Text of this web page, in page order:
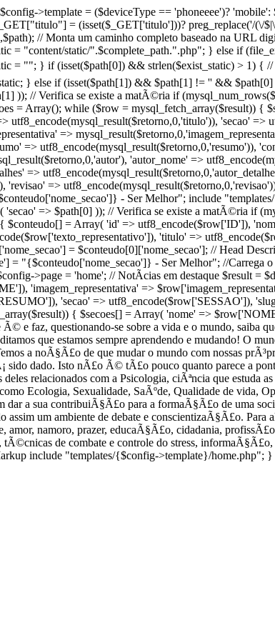
>template = ($deviceType == 'phoneeee')?
= (isset($_GET['titulo']))? preg_replace('/(\/
// Monta um caminho completo baseado na URL
= "content/static/".$complete_path.".php"; } else if
= ""; } if (isset($path[0]) && strlen($exist_static) > 1) {
} else if (isset($path[1]) && $path[1] != '' &&
)); // Verifica se existe a matÃ©ria if
= Array(); while ($row =
'secao' =>
=>
=> utf8_encode(mysql_result($retorno,0,'resumo')),
'autor_nome' =>
=>
'revisao' =>
- Ser Melhor"; include
'secao' => $path[0] )); // Verifica se existe a matÃ©ria if
= Array( 'id' => utf8_encode($row['ID']),
'titulo' =>
= $conteudo[0]['nome_secao']; // Head
= "{$conteudo['nome_secao']} - Ser Melhor"; //Carrega
>page = 'home'; // NotÃ­cias em destaque $result =
'imagem_representativa' =>
'secao' => utf8_encode($row['SESSAO']),
{ $secoes[] = Array( 'nome' =>
Ã© e faz, questionando-se sobre a vida e o mundo,
que estamos sempre aprendendo e mudando! O
a noÃ§Ã£o de que mudar o mundo com nossas
sido dado. Isto nÃ£o Ã© tÃ£o pouco quanto parece a
relacionados com a Psicologia, ciÃªncia que estuda
Ecologia, Sexualidade, SaÃºde, Qualidade de vida,
dar a sua contribuiÃ§Ã£o para a formaÃ§Ã£o de uma
assim um ambiente de debate e conscientizaÃ§Ã£o.
namoro, prazer, educaÃ§Ã£o, cidadania,
tÃ©cnicas de combate e controle do stress,
include "templates/{$config->template}/home.php"; }